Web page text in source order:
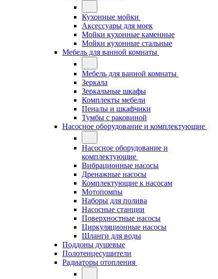
Кухонные мойки
Аксессуары для моек
Мойки кухонные каменные
Мойки кухонные стальные
Мебель для ванной комнаты
Мебель для ванной комнаты
Зеркала
Зеркальные шкафы
Комплекты мебели
Пеналы и шкафчики
Тумбы с раковиной
Насосное оборудование и комплектующие
Насосное оборудование и
комплектующие
Вибрационные насосы
Дренажные насосы
Комплектующие к насосам
Мотопомпы
Наборы для полива
Насосные станции
Поверхностные насосы
Циркуляционные насосы
Шланги для воды
Поддоны душевые
Полотенцесушители
Радиаторы отопления